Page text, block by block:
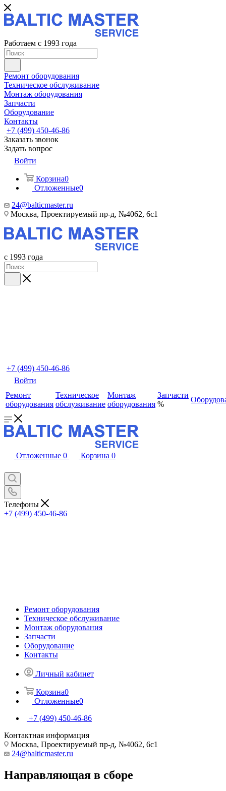
Работаем с 1993 года
Ремонт оборудования
Техническое обслуживание
Монтаж оборудования
Запчасти
Оборудование
Контакты
+7 (499) 450-46-86
Заказать звонок
Задать вопрос
Войти
Корзина0
Отложенные0
24@balticmaster.ru
Москва, Проектируемый пр-д, №4062, 6с1
с 1993 года
+7 (499) 450-46-86
Войти
Ремонт
оборудования
Техническое
обслуживание
Монтаж
оборудования
Запчасти
%
Отложенные 0 Корзина 0
Телефоны
+7 (499) 450-46-86
Ремонт оборудования
Техническое обслуживание
Монтаж оборудования
Запчасти
Оборудование
Контакты
Личный кабинет
Корзина0
Отложенные0
+7 (499) 450-46-86
Контактная информация
Москва, Проектируемый пр-д, №4062, 6с1
24@balticmaster.ru
Направляющая в сборе